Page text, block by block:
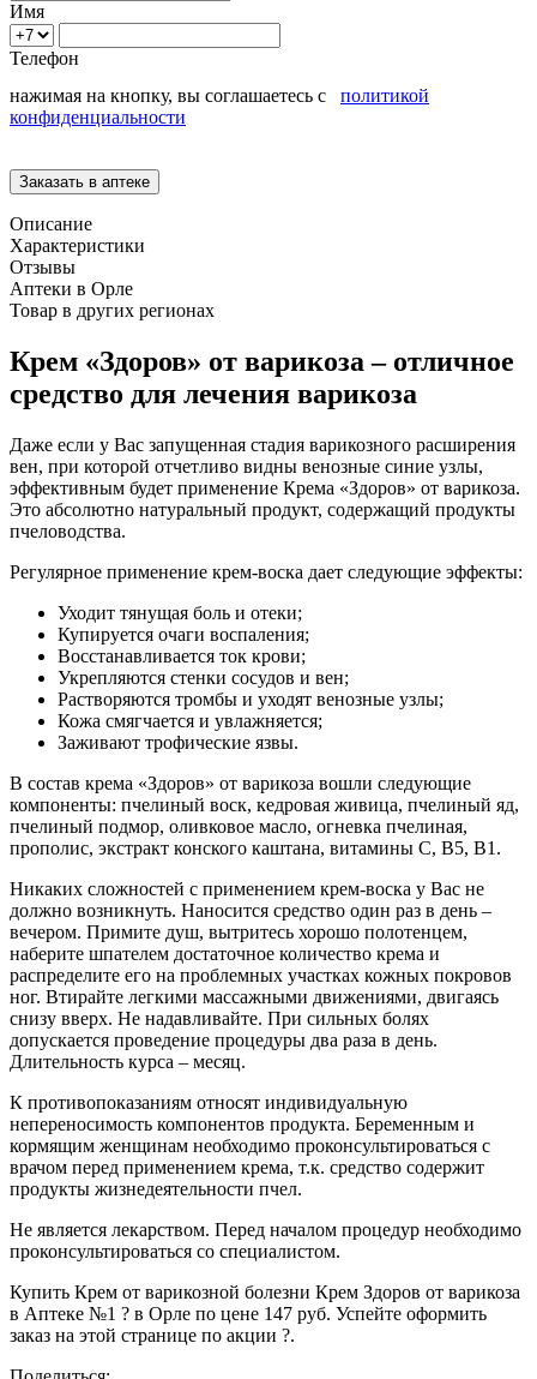
Имя
Телефон
нажимая на кнопку, вы соглашаетесь с политикой
конфиденциальности
Описание
Характеристики
Отзывы
Аптеки в Орле
Товар в других регионах
Крем «Здоров» от варикоза – отличное
средство для лечения варикоза
Даже если у Вас запущенная стадия варикозного расширения
вен, при которой отчетливо видны венозные синие узлы,
эффективным будет применение Крема «Здоров» от варикоза.
Это абсолютно натуральный продукт, содержащий продукты
пчеловодства.
Регулярное применение крем-воска дает следующие эффекты:
Уходит тянущая боль и отеки;
Купируется очаги воспаления;
Восстанавливается ток крови;
Укрепляются стенки сосудов и вен;
Растворяются тромбы и уходят венозные узлы;
Кожа смягчается и увлажняется;
Заживают трофические язвы.
В состав крема «Здоров» от варикоза вошли следующие
компоненты: пчелиный воск, кедровая живица, пчелиный яд,
пчелиный подмор, оливковое масло, огневка пчелиная,
прополис, экстракт конского каштана, витамины С, В5, В1.
Никаких сложностей с применением крем-воска у Вас не
должно возникнуть. Наносится средство один раз в день –
вечером. Примите душ, вытритесь хорошо полотенцем,
наберите шпателем достаточное количество крема и
распределите его на проблемных участках кожных покровов
ног. Втирайте легкими массажными движениями, двигаясь
снизу вверх. Не надавливайте. При сильных болях
допускается проведение процедуры два раза в день.
Длительность курса – месяц.
К противопоказаниям относят индивидуальную
непереносимость компонентов продукта. Беременным и
кормящим женщинам необходимо проконсультироваться с
врачом перед применением крема, т.к. средство содержит
продукты жизнедеятельности пчел.
Не является лекарством. Перед началом процедур необходимо
проконсультироваться со специалистом.
Купить Крем от варикозной болезни Крем Здоров от варикоза
в Аптеке №1 ? в Орле по цене 147 руб. Успейте оформить
заказ на этой странице по акции ?.